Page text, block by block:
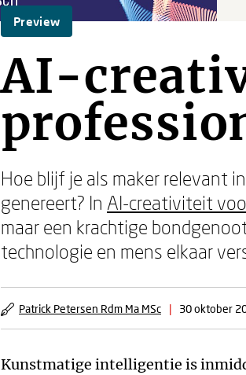
Preview
AI-
Hoe blijf je als maker relevant
genereert? In AI-creativiteit
maar een krachtige
technologie en mens elkaar
Patrick Petersen Rdm Ma MSc | 30 oktober
Kunstmatige intelligentie is